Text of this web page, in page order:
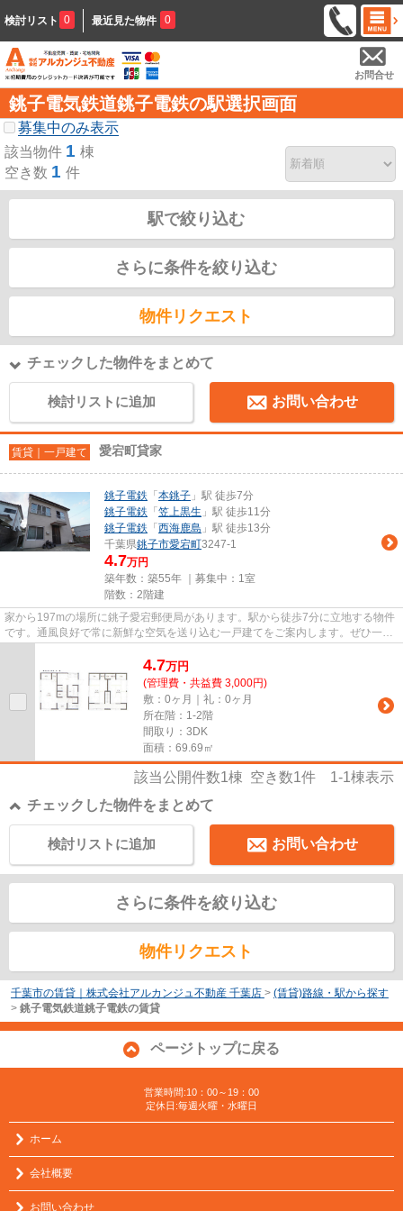
検討リスト 0 最近見た物件 0
お問合せ
銚子電気鉄道銚子電鉄の駅選択画面
募集中のみ表示
該当物件 1 棟
空き数 1 件
駅で絞り込む
さらに条件を絞り込む
物件リクエスト
チェックした物件をまとめて
検討リストに追加 お問い合わせ
賃貸｜一戸建て 愛宕町貸家
銚子電鉄 「 本銚子 」駅 徒歩7分
銚子電鉄 「 笠上黒生 」駅 徒歩11分
銚子電鉄 「 西海鹿島 」駅 徒歩13分
千葉県銚子市愛宕町3247-1
4.7万円
築年数：築55年 ｜募集中： 1室
階数：2階建
家から197mの場所に銚子愛宕郵便局があります。駅から徒歩7分に立地する物件
です。通風良好で常に新鮮な空気を送り込む一戸建てをご案内します。ぜひ一度
4.7万円
(管理費・共益費 3,000円)
敷：0ヶ月｜礼：0ヶ月
所在階：1-2階
間取り：3DK
面積：69.69㎡
該当公開件数1棟 空き数1件 1-1棟表示
チェックした物件をまとめて
お問い合わせ
検討リストに追加
さらに条件を絞り込む
物件リクエスト
千葉市の賃貸｜株式会社アルカンジュ不動産 千葉店 > (賃貸)路線・駅から探す
> 銚子電気鉄道銚子電鉄の賃貸
ページトップに戻る
営業時間:10：00～19：00
定休日:毎週火曜・水曜日
ホーム
会社概要
お問い合わせ